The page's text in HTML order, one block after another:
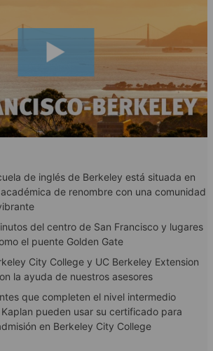
de inglés de Berkeley está situada en
de renombre con una comunidad
del centro de San Francisco y lugares
el puente Golden Gate
City College y UC Berkeley Extension
la ayuda de nuestros asesores
que completen el nivel intermedio
pueden usar su certificado para
en Berkeley City College